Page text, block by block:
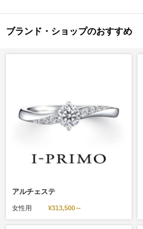
ブランド・ショップのおすすめ
アルチェステ
女性用 ¥313,500～